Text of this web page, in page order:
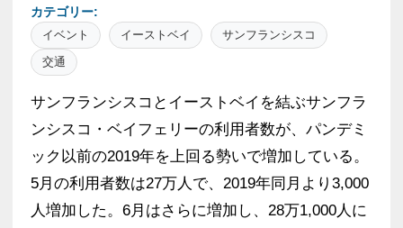
カテゴリー:
イベント イーストベイ
サンフランシスコ
交通
サンフランシスコとイーストベイを結ぶサンフラ
ンシスコ・ベイフェリーの利用者数が、パンデミ
ック以前の2019年を上回る勢いで増加している。
5月の利用者数は27万人で、2019年同月より3,000
人増加した。6月はさらに増加し、28万1,000人に